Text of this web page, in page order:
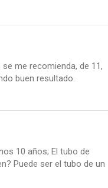
me recomienda, de 11,
buen resultado.
10 años; El tubo de
Puede ser el tubo de un